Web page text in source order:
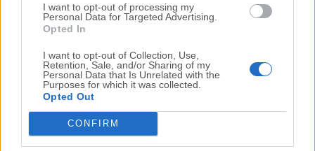
I want to opt-out of processing my
Personal Data for Targeted Advertising.
Opted In
I want to opt-out of Collection, Use,
Retention, Sale, and/or Sharing of my
Personal Data that Is Unrelated with the
Purposes for which it was collected.
Opted Out
CONFIRM
Descargar Virtual DJ 2025 Build 8615
¿Por qué se publica esta aplicación en Filehorse? (
información)